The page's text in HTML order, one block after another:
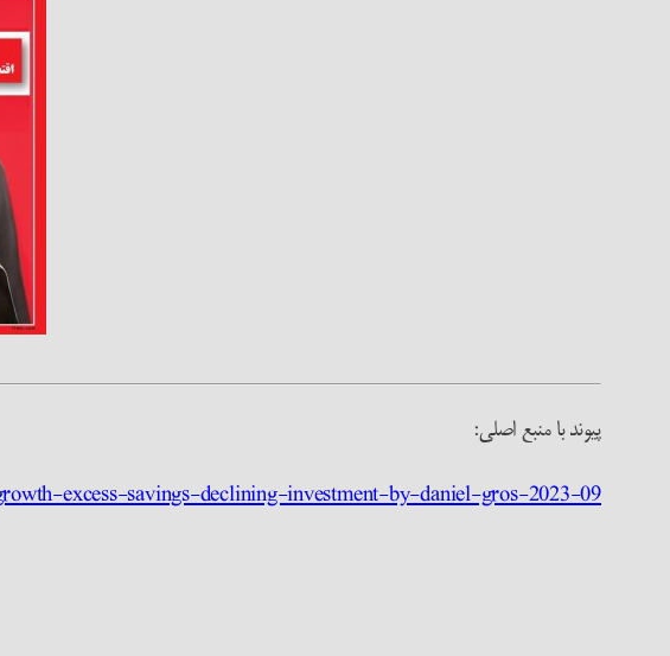
پیوند با منبع اصلی:
excess-savings-declining-investment-by-daniel-gros-2023-09